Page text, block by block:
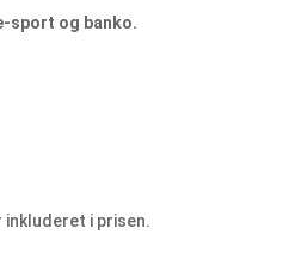
sport og banko.
inkluderet i prisen.